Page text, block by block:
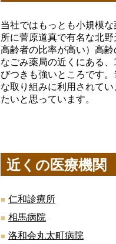
当社ではもっとも小規模
所に菅原道真で有名な北
高齢者の比率が高い）高
なごみ薬局の近くにある
びつきも強いところです
な取り組みに利用されて
たいと思っています。
近くの医療機関
仁和診療所
相馬病院
洛和会丸太町病院